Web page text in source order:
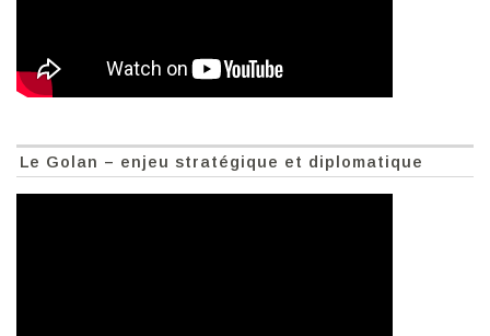
Le Golan – enjeu stratégique et diplomatique